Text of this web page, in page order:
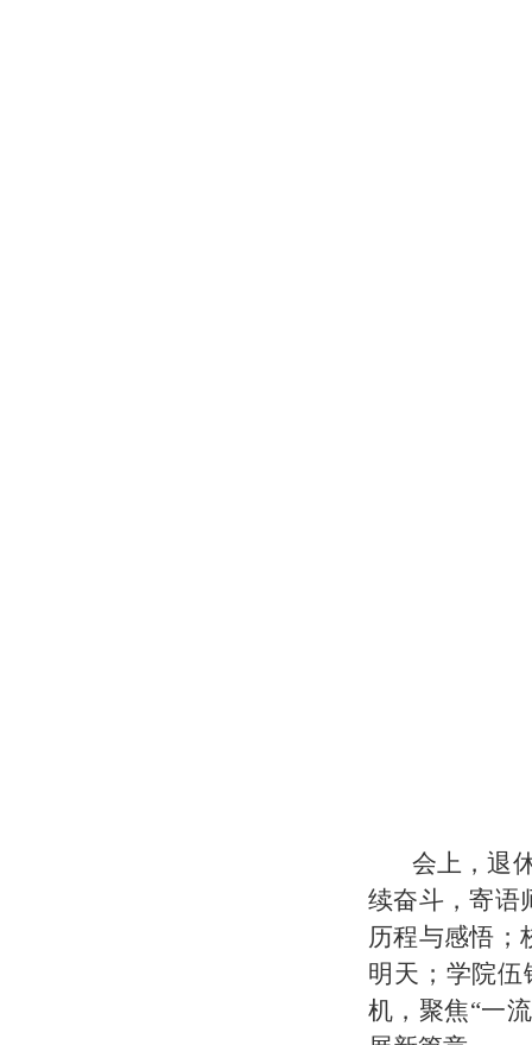
会上，退
续奋斗，寄语
历程与感悟；
明天； 学院伍
机，聚焦“一